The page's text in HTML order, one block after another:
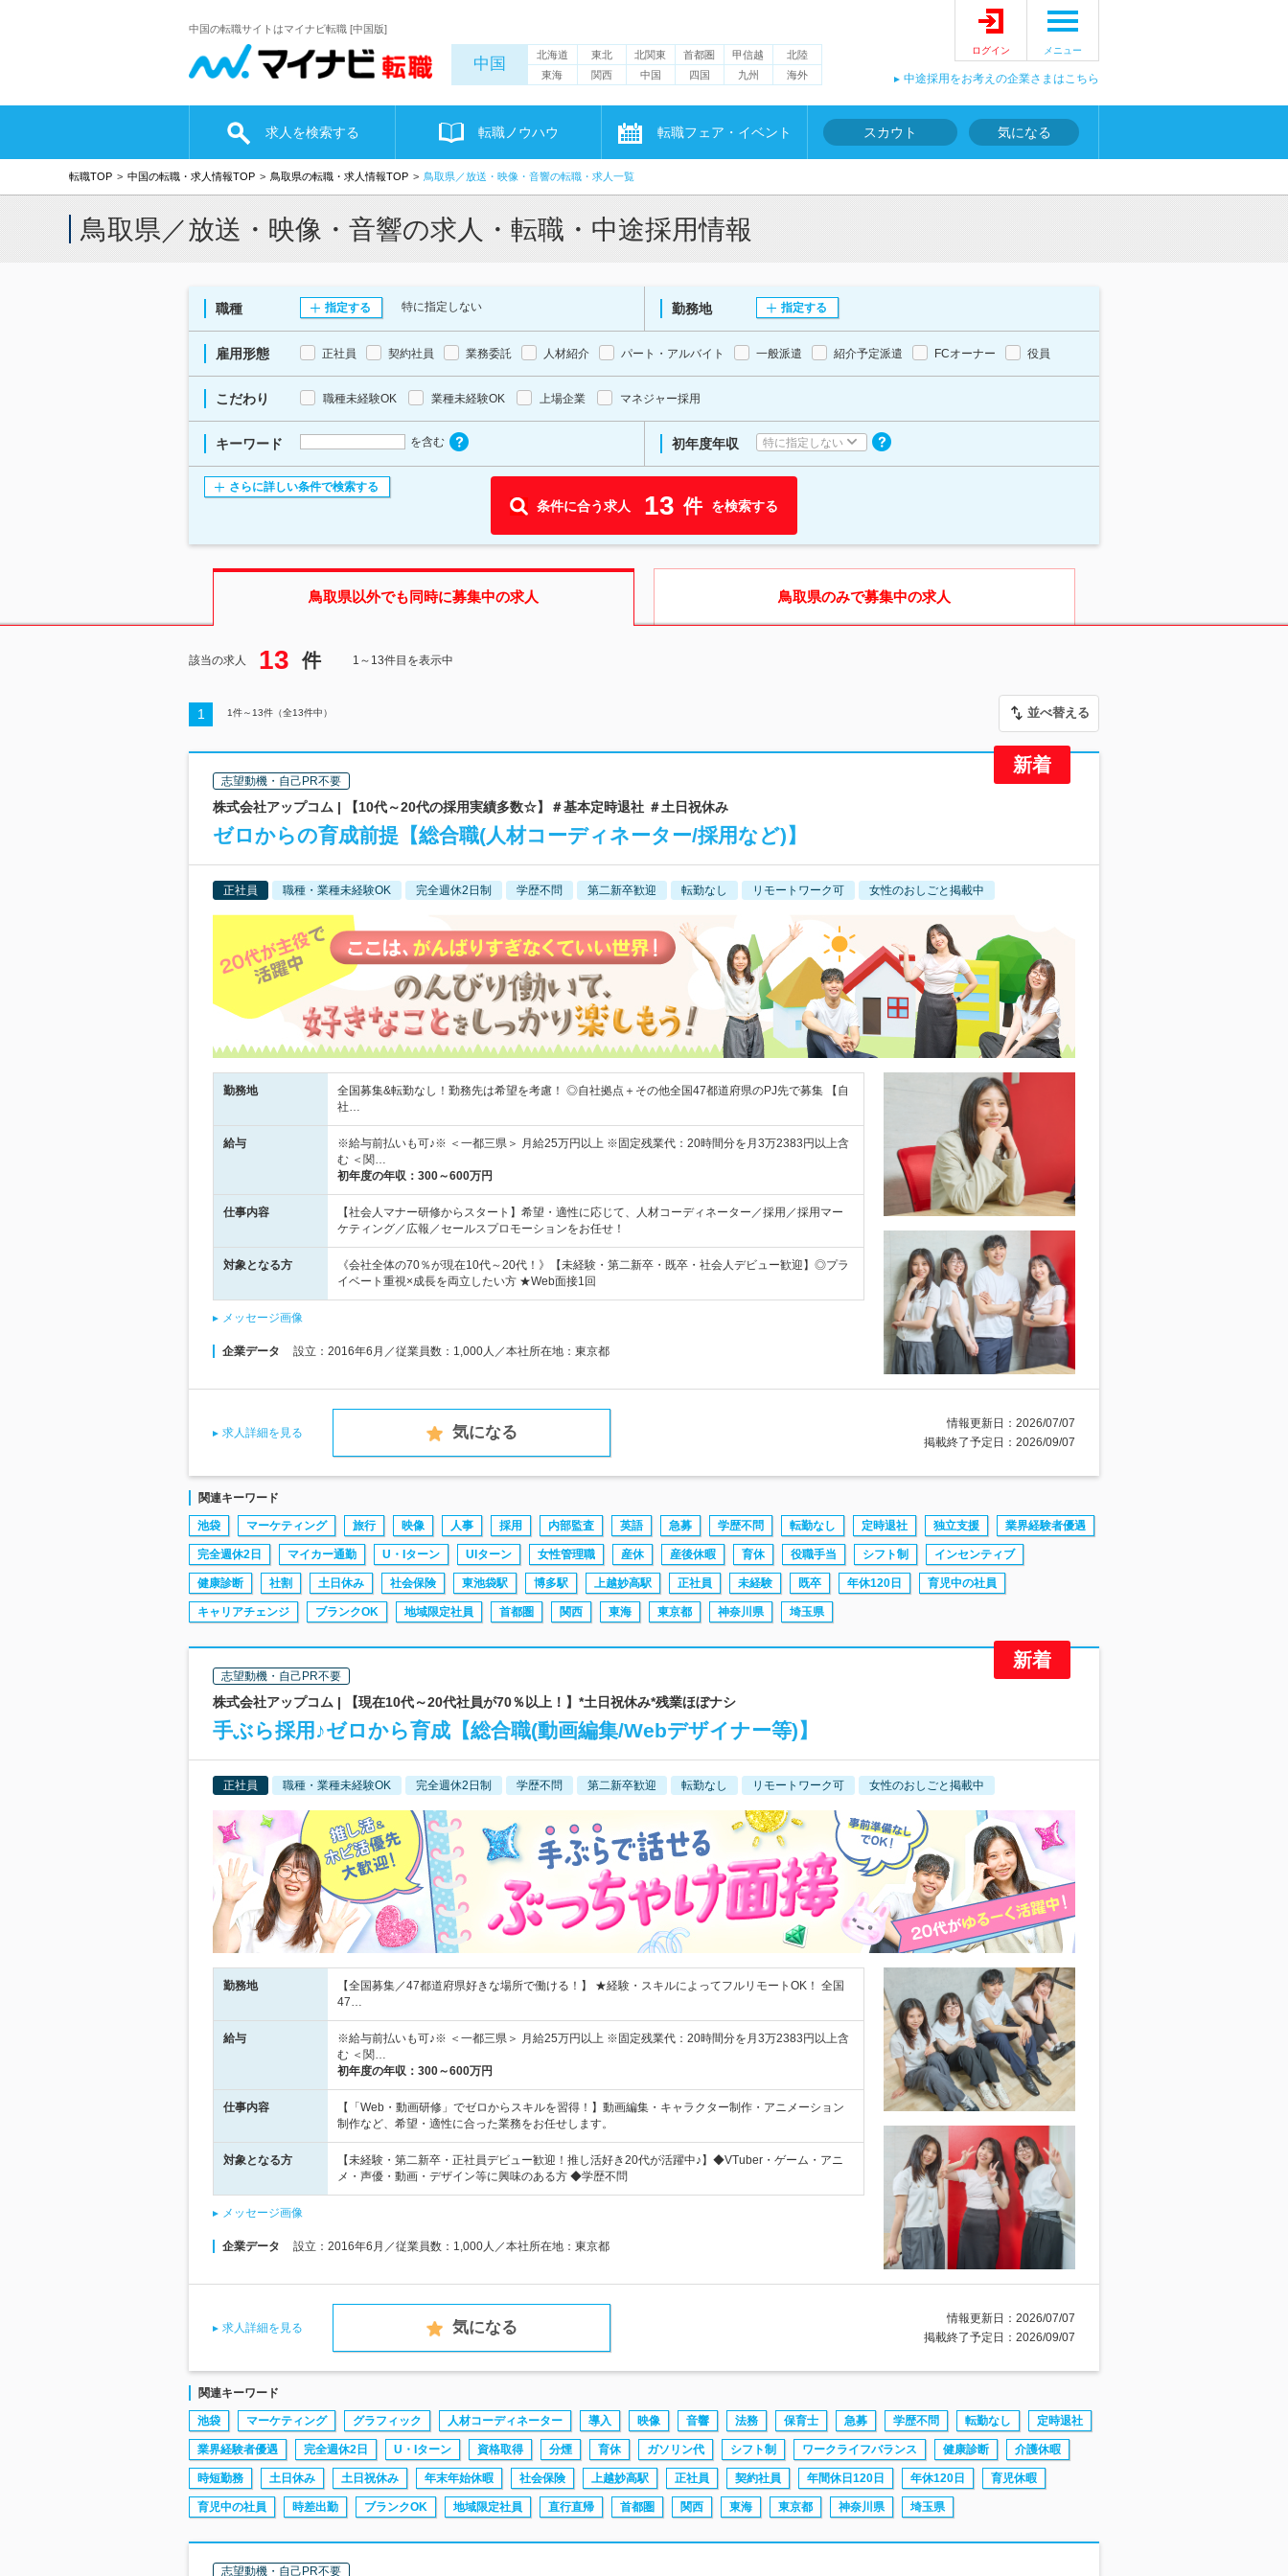
中国の転職サイトはマイナビ転職 [中国版]
中国 北海道 東北 北関東 首都圏 甲信越
北陸
東海
関西 中国 四国 九州 海外
ログイン メニュー
中途採用をお考えの企業さまはこちら
求人を検索する 転職ノウハウ 転職フェア・イベント スカウト 気になる
転職TOP 中国の転職・求人情報TOP 鳥取県の転職・求人情報TOP 鳥取県／放送・映像・音響の転職・求人一覧
鳥取県／放送・映像・音響の求人・転職・中途採用情報
職種 指定する 特に指定しない 勤務地 指定する
雇用形態 正社員 契約社員 業務委託 人材紹介 パート・アルバイト 一般派遣 紹介予定派遣 FCオーナー 役員
こだわり 職種未経験OK 業種未経験OK 上場企業 マネジャー採用
キーワード を含む 初年度年収 特に指定しない
さらに詳しい条件で検索する
条件に合う求人 13 件 を検索する
鳥取県以外でも同時に募集中の求人 鳥取県のみで募集中の求人
該当の求人 13 件 1～13件目を表示中
1 1件～ 13件（全13件中） 並べ替える
志望動機・自己PR不要
株式会社アップコム | 【10代～20代の採用実績多数☆】＃基本定時退社 ＃土日祝休み
ゼロからの育成前提【総合職(人材コーディネーター/採用など)】
正社員 職種・業種未経験OK 完全週休2日制 学歴不問 第二新卒歓迎 転勤なし リモートワーク可 女性のおしごと掲載中
勤務地
全国募集&転勤なし！勤務先は希望を考慮！ ◎自社拠点＋その他全国47都道府県のPJ先で募集 【自
社…
給与
※給与前払いも可♪※ ＜一都三県＞ 月給25万円以上 ※固定残業代：20時間分を月3万2383円以上含
む ＜関…
初年度の年収： 300～600万円
仕事内容
【社会人マナー研修からスタート】希望・適性に応じて、人材コーディネーター／採用／採用マー
ケティング／広報／セールスプロモーションをお任せ！
対象となる方
《会社全体の70％が現在10代～20代！》【未経験・第二新卒・既卒・社会人デビュー歓迎】◎プラ
イベート重視×成長を両立したい方 ★Web面接1回
メッセージ画像
企業データ 設立：2016年6月／従業員数：1,000人／本社所在地：東京都
求人詳細を見る 気になる
情報更新日：2026/07/07
掲載終了予定日：2026/09/07
関連キーワード
池袋 マーケティング 旅行 映像 人事 採用 内部監査 英語 急募 学歴不問 転勤なし 定時退社 独立支援 業界経験者優遇
完全週休2日 マイカー通勤 U・Iターン UIターン 女性管理職 産休 産後休暇 育休 役職手当 シフト制 インセンティブ
健康診断 社割 土日休み 社会保険 東池袋駅 博多駅 上越妙高駅 正社員 未経験 既卒 年休120日 育児中の社員
キャリアチェンジ ブランクOK 地域限定社員 首都圏 関西 東海 東京都 神奈川県 埼玉県
志望動機・自己PR不要
株式会社アップコム | 【現在10代～20代社員が70％以上！】*土日祝休み*残業ほぼナシ
手ぶら採用♪ゼロから育成【総合職(動画編集/Webデザイナー等)】
正社員 職種・業種未経験OK 完全週休2日制 学歴不問 第二新卒歓迎 転勤なし リモートワーク可 女性のおしごと掲載中
勤務地
【全国募集／47都道府県好きな場所で働ける！】 ★経験・スキルによってフルリモートOK！ 全国
47…
給与
※給与前払いも可♪※ ＜一都三県＞ 月給25万円以上 ※固定残業代：20時間分を月3万2383円以上含
む ＜関…
初年度の年収： 300～600万円
仕事内容
【「Web・動画研修」でゼロからスキルを習得！】動画編集・キャラクター制作・アニメーション
制作など、希望・適性に合った業務をお任せします。
対象となる方
【未経験・第二新卒・正社員デビュー歓迎！推し活好き20代が活躍中♪】◆VTuber・ゲーム・アニ
メ・声優・動画・デザイン等に興味のある方 ◆学歴不問
メッセージ画像
企業データ 設立：2016年6月／従業員数：1,000人／本社所在地：東京都
求人詳細を見る 気になる
情報更新日：2026/07/07
掲載終了予定日：2026/09/07
関連キーワード
池袋 マーケティング グラフィック 人材コーディネーター 導入 映像 音響 法務 保育士 急募 学歴不問 転勤なし 定時退社
業界経験者優遇 完全週休2日 U・Iターン 資格取得 分煙 育休 ガソリン代 シフト制 ワークライフバランス 健康診断 介護休暇
時短勤務 土日休み 土日祝休み 年末年始休暇 社会保険 上越妙高駅 正社員 契約社員 年間休日120日 年休120日 育児休暇
育児中の社員 時差出勤 ブランクOK 地域限定社員 直行直帰 首都圏 関西 東海 東京都 神奈川県 埼玉県
志望動機・自己PR不要